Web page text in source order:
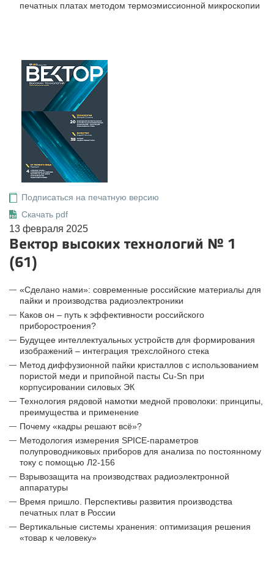
печатных платах методом термоэмиссионной микроскопии
Подписаться на печатную версию
Скачать pdf
13 февраля 2025
Вектор высоких технологий № 1
(61)
«Сделано нами»: современные российские материалы для
пайки и производства радиоэлектроники
Каков он – путь к эффективности российского
приборостроения?
Будущее интеллектуальных устройств для формирования
изображений – интеграция трехслойного стека
Метод диффузионной пайки кристаллов с использованием
пористой меди и припойной пасты Cu-Sn при
корпусировании силовых ЭК
Технология рядовой намотки медной проволоки: принципы,
преимущества и применение
Почему «кадры решают всё»?
Методология измерения SPICE-параметров
полупроводниковых приборов для анализа по постоянному
току с помощью Л2-156
Взрывозащита на производствах радиоэлектронной
аппаратуры
Время пришло. Перспективы развития производства
печатных плат в России
Вертикальные системы хранения: оптимизация решения
«товар к человеку»